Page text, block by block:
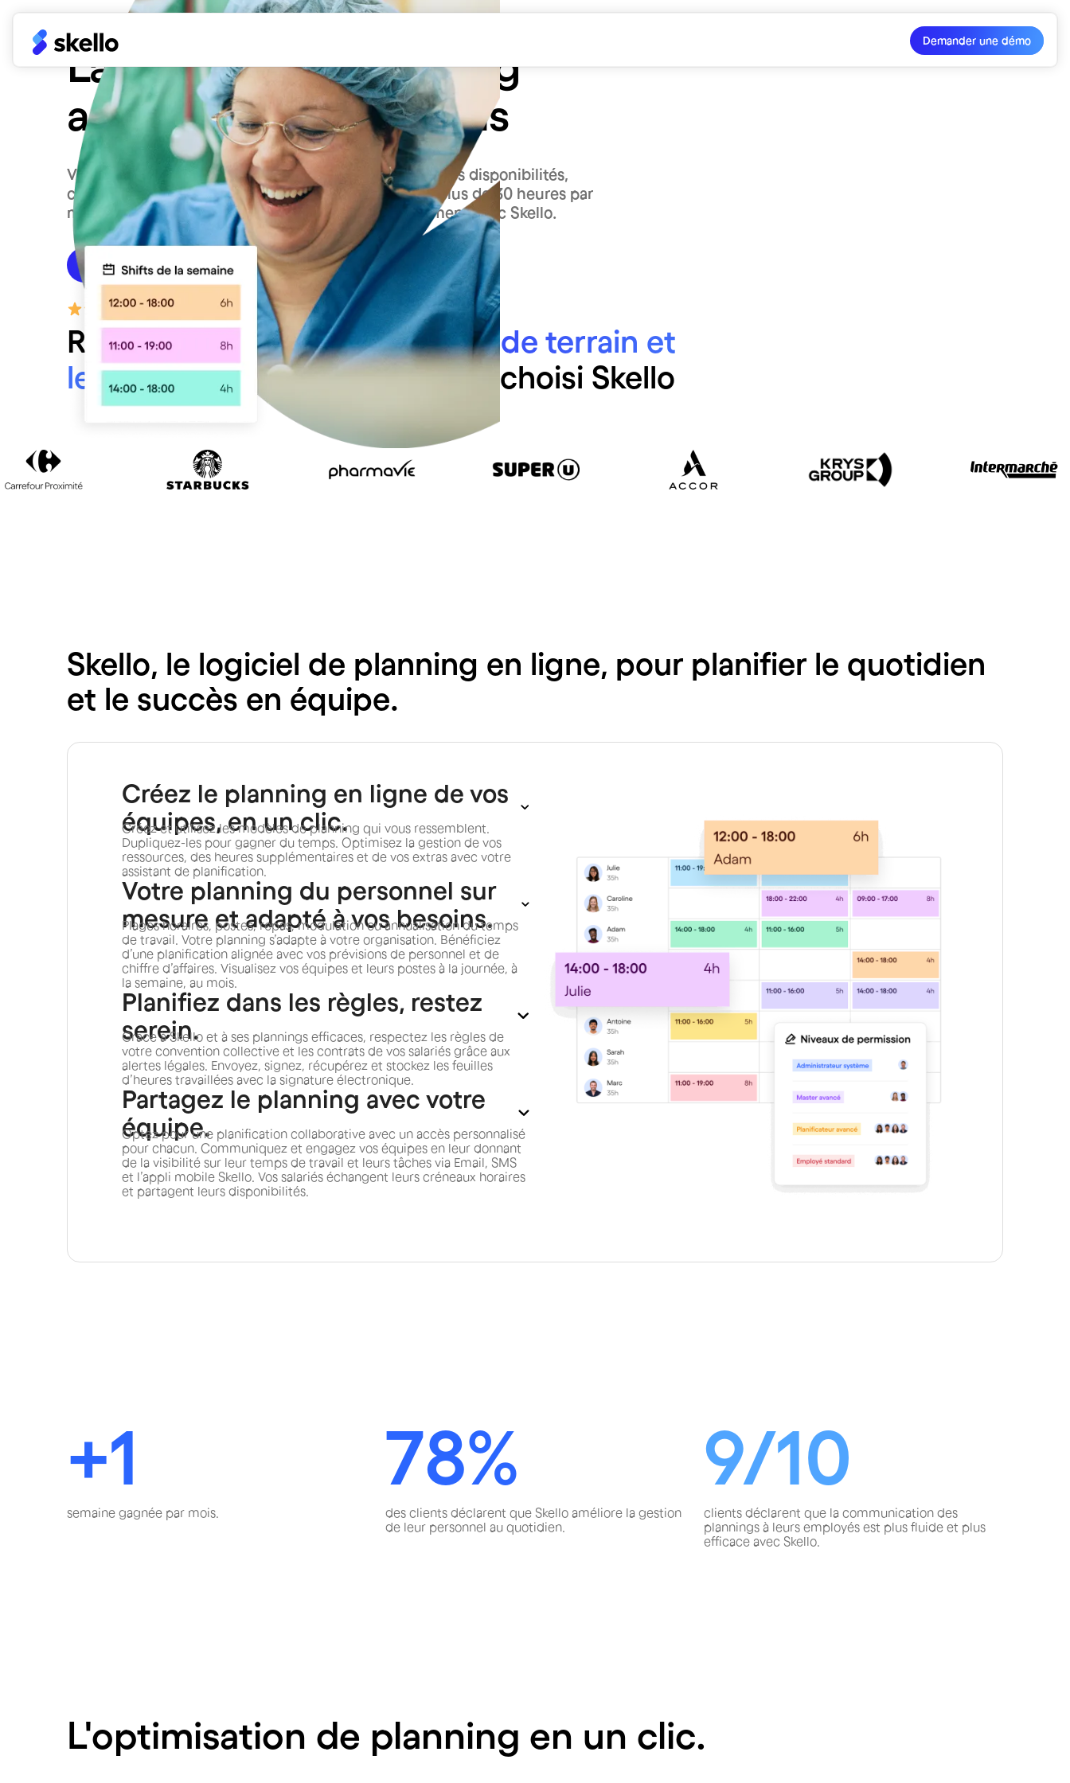
Demander une démo
La gestion de planning
adaptée à vos besoins
Vos employés planifiés au bon moment en fonction des disponibilités,
compétences, contraintes légales et coûts. Gagnez plus de 30 heures par
mois en simplifiant la gestion RH de votre établissement avec Skello.
Demander une démo Tester Skello gratuitement
4,5/5 sur plus de 2 000 avis
Rejoignez les30 000 équipes de terrain et
leurs 700 000 salariésqui ont choisi Skello
Skello, le logiciel de planning en ligne, pour planifier le quotidien
et le succès en équipe.
Créez le planning en ligne de vos
équipes, en un clic.
Créez et utilisez les modèles de planning qui vous ressemblent.
Dupliquez-les pour gagner du temps. Optimisez la gestion de vos
ressources, des heures supplémentaires et de vos extras avec votre
assistant de planification.
Votre planning du personnel sur
mesure et adapté à vos besoins.
Plages horaires, postes, repas, modulation ou annualisation du temps
de travail. Votre planning s’adapte à votre organisation. Bénéficiez
d’une planification alignée avec vos prévisions de personnel et de
chiffre d’affaires. Visualisez vos équipes et leurs postes à la journée, à
la semaine, au mois.
Planifiez dans les règles, restez
serein.
Grâce à Skello et à ses plannings efficaces, respectez les règles de
votre convention collective et les contrats de vos salariés grâce aux
alertes légales. Envoyez, signez, récupérez et stockez les feuilles
d’heures travaillées avec la signature électronique.
Partagez le planning avec votre
équipe.
Optez pour une planification collaborative avec un accès personnalisé
pour chacun. Communiquez et engagez vos équipes en leur donnant
de la visibilité sur leur temps de travail et leurs tâches via Email, SMS
et l’appli mobile Skello. Vos salariés échangent leurs créneaux horaires
et partagent leurs disponibilités.
+1
semaine gagnée par mois.
78%
des clients déclarent que Skello améliore la gestion
de leur personnel au quotidien.
9/10
clients déclarent que la communication des
plannings à leurs employés est plus fluide et plus
efficace avec Skello.
L'optimisation de planning en un clic.